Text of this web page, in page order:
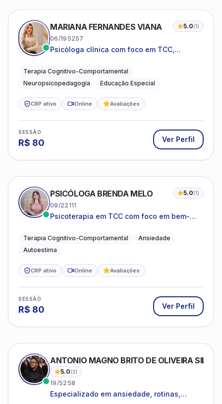
MARIANA FERNANDES VIANA 5.0(1)
06/195257
Psicóloga clínica com foco em TCC,
do neurodesenvolvimento.
Terapia Cognitivo-Comportamental
Neuropsicopedagogia
Educação Especial
CRP ativo Online Avaliações
SESSÃO
R$ 80 Ver Perfil
PSICÓLOGA BRENDA MELO 5.0(1)
09/22111
Psicoterapia em TCC com foco em bem-
o cotidiano
Terapia Cognitivo-Comportamental
Ansiedade
Autoestima
CRP ativo Online Avaliações
SESSÃO
R$ 80 Ver Perfil
ANTONIO MAGNO BRITO DE OLIVEIRA SILVA
5.0(3)
19/5258
Especializado em ansiedade, rotinas,